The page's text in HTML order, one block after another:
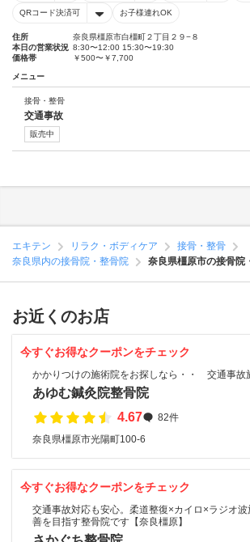
QRコード決済可 お子様連れOK
住所
奈良県橿原市白橿町２丁目２９−８
本日の営業状況 8:30〜12:00 15:30〜19:30
価格帯
￥500〜￥7,700
メニュー
接骨・整骨
交通事故
販売中
エキテン リラク・ボディケア
接骨・整骨
奈良県内の接骨院・整骨院
奈良県橿原市の接骨院
お近くのお店
今すぐお得なクーポンをチェック
かかりつけの施術院をお探しなら・・ 交通事故
あゆむ鍼灸院整骨院
4.67
82件
奈良県橿原市光陽町100-6
今すぐお得なクーポンをチェック
交通事故対応も安心。柔道整復×カイロ×ラジオ
善を目指す整骨院です【奈良橿原】